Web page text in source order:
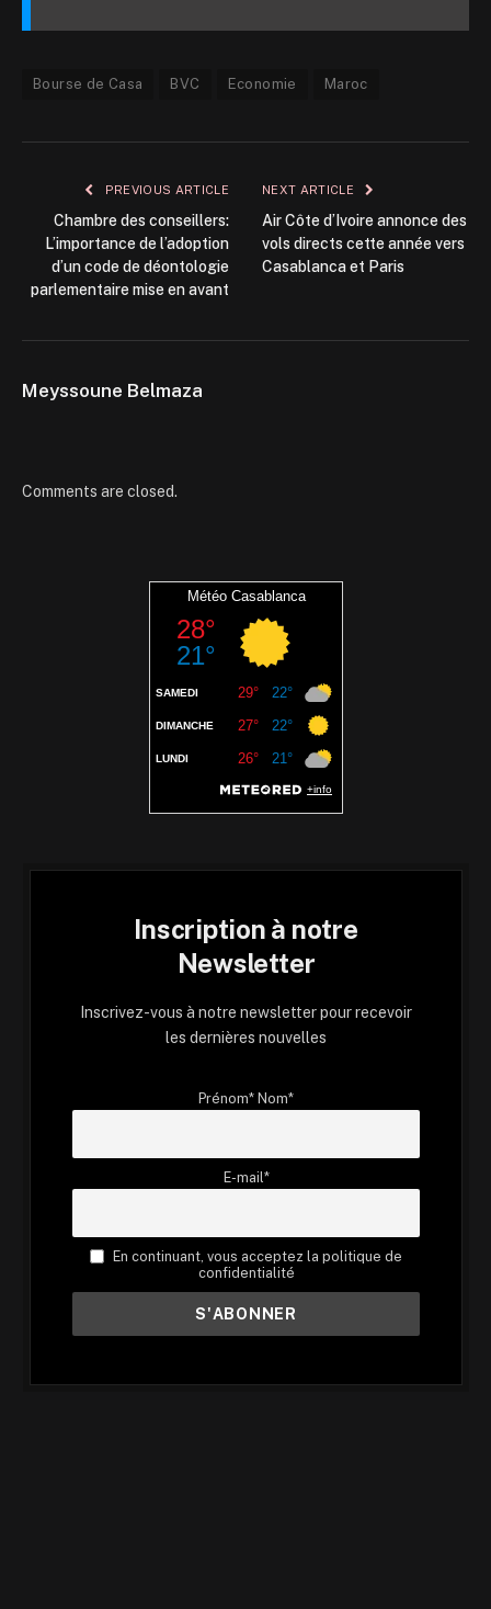
Bourse de Casa BVC Economie Maroc
PREVIOUS ARTICLE
Chambre des conseillers:
L’importance de l’adoption
d’un code de déontologie
parlementaire mise en avant
NEXT ARTICLE
Air Côte d’Ivoire annonce des
vols directs cette année vers
Casablanca et Paris
Meyssoune Belmaza
Comments are closed.
Inscription à notre
Newsletter
Inscrivez-vous à notre newsletter pour recevoir
les dernières nouvelles
Prénom* Nom*
E-mail*
En continuant, vous acceptez la politique de
confidentialité